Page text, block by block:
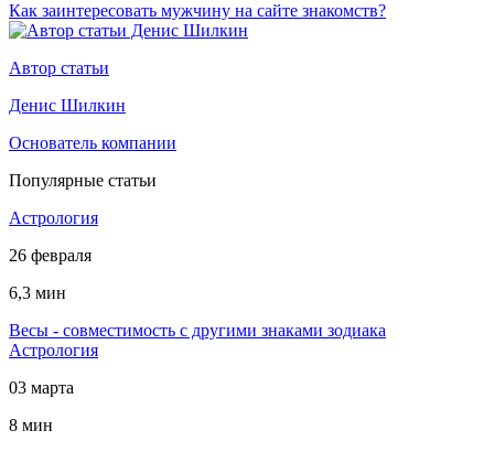
Как заинтересовать мужчину на сайте знакомств?
Автор статьи
Денис Шилкин
Основатель компании
Популярные статьи
Астрология
26 февраля
6,3 мин
Весы - совместимость с другими знаками зодиака
Астрология
03 марта
8 мин